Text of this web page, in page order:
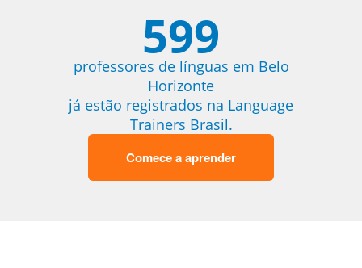
599
professores de línguas em Belo
Horizonte
já estão registrados na Language
Trainers Brasil.
Comece a aprender